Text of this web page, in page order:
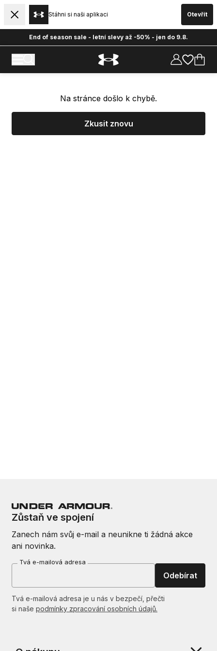
Stáhni si naši aplikaci Otevřít
End of season sale - letní slevy až -50% - jen do 9.8.
Na stránce došlo k chybě.
Zkusit znovu
Zůstaň ve spojení
Zanech nám svůj e-mail a neunikne ti žádná akce
ani novinka.
Tvá e-mailová adresa
Odebírat
Tvá e-mailová adresa je u nás v bezpečí, přečti
si naše podmínky zpracování osobních údajů.